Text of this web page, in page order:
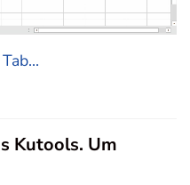
Kutools. Um